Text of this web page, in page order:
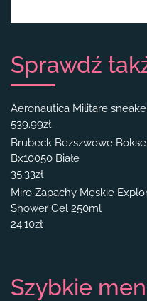
Sprawdź
Aeronautica Militare
539.99zł
Brubeck Bezszwowe
Bx10050 Białe
35.33zł
Miro Zapachy Męskie
Shower Gel 250ml
24.10zł
Szybkie